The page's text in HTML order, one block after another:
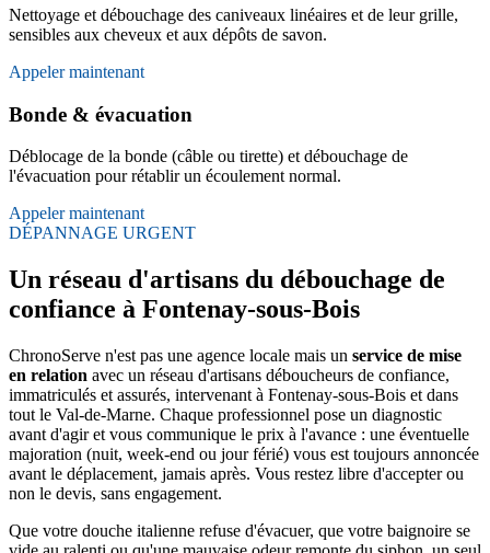
Nettoyage et débouchage des caniveaux linéaires et de leur grille,
sensibles aux cheveux et aux dépôts de savon.
Appeler maintenant
Bonde & évacuation
Déblocage de la bonde (câble ou tirette) et débouchage de
l'évacuation pour rétablir un écoulement normal.
Appeler maintenant
DÉPANNAGE URGENT
Un réseau d'artisans du débouchage de
confiance à Fontenay-sous-Bois
ChronoServe n'est pas une agence locale mais un service de mise
en relation avec un réseau d'artisans déboucheurs de confiance,
immatriculés et assurés, intervenant à Fontenay-sous-Bois et dans
tout le Val-de-Marne. Chaque professionnel pose un diagnostic
avant d'agir et vous communique le prix à l'avance : une éventuelle
majoration (nuit, week-end ou jour férié) vous est toujours annoncée
avant le déplacement, jamais après. Vous restez libre d'accepter ou
non le devis, sans engagement.
Que votre douche italienne refuse d'évacuer, que votre baignoire se